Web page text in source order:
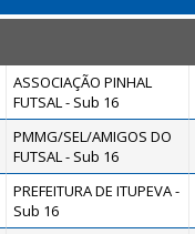
ASSOCIAÇÃO PINHAL
FUTSAL - Sub 16
PMMG/SEL/AMIGOS DO
FUTSAL - Sub 16
PREFEITURA DE ITUPEVA -
Sub 16